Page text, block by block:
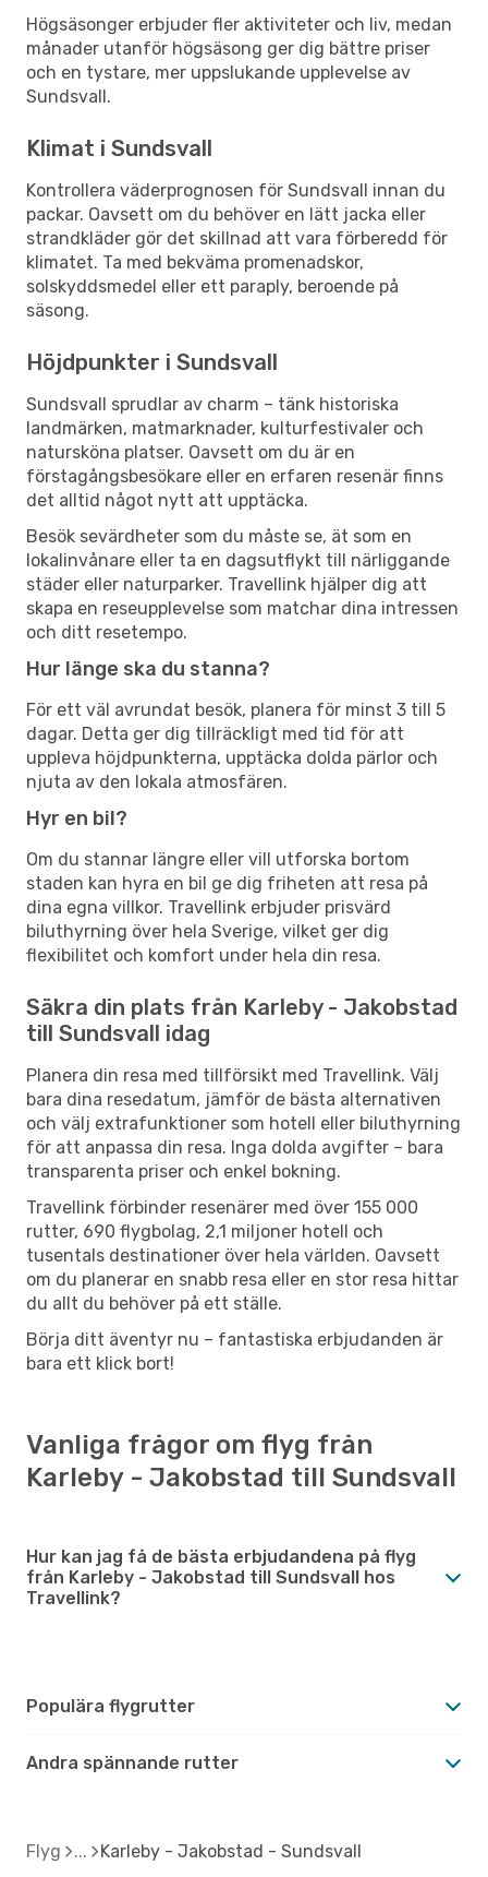
Högsäsonger erbjuder fler aktiviteter och liv, medan
månader utanför högsäsong ger dig bättre priser
och en tystare, mer uppslukande upplevelse av
Sundsvall.
Klimat i Sundsvall
Kontrollera väderprognosen för Sundsvall innan du
packar. Oavsett om du behöver en lätt jacka eller
strandkläder gör det skillnad att vara förberedd för
klimatet. Ta med bekväma promenadskor,
solskyddsmedel eller ett paraply, beroende på
säsong.
Höjdpunkter i Sundsvall
Sundsvall sprudlar av charm – tänk historiska
landmärken, matmarknader, kulturfestivaler och
natursköna platser. Oavsett om du är en
förstagångsbesökare eller en erfaren resenär finns
det alltid något nytt att upptäcka.
Besök sevärdheter som du måste se, ät som en
lokalinvånare eller ta en dagsutflykt till närliggande
städer eller naturparker. Travellink hjälper dig att
skapa en reseupplevelse som matchar dina intressen
och ditt resetempo.
Hur länge ska du stanna?
För ett väl avrundat besök, planera för minst 3 till 5
dagar. Detta ger dig tillräckligt med tid för att
uppleva höjdpunkterna, upptäcka dolda pärlor och
njuta av den lokala atmosfären.
Hyr en bil?
Om du stannar längre eller vill utforska bortom
staden kan hyra en bil ge dig friheten att resa på
dina egna villkor. Travellink erbjuder prisvärd
biluthyrning över hela Sverige, vilket ger dig
flexibilitet och komfort under hela din resa.
Säkra din plats från Karleby - Jakobstad
till Sundsvall idag
Planera din resa med tillförsikt med Travellink. Välj
bara dina resedatum, jämför de bästa alternativen
och välj extrafunktioner som hotell eller biluthyrning
för att anpassa din resa. Inga dolda avgifter – bara
transparenta priser och enkel bokning.
Travellink förbinder resenärer med över 155 000
rutter, 690 flygbolag, 2,1 miljoner hotell och
tusentals destinationer över hela världen. Oavsett
om du planerar en snabb resa eller en stor resa hittar
du allt du behöver på ett ställe.
Börja ditt äventyr nu – fantastiska erbjudanden är
bara ett klick bort!
Vanliga frågor om flyg från
Karleby - Jakobstad till Sundsvall
Hur kan jag få de bästa erbjudandena på flyg
från Karleby - Jakobstad till Sundsvall hos
Travellink?
Populära flygrutter
Andra spännande rutter
Flyg Karleby - Jakobstad - Sundsvall